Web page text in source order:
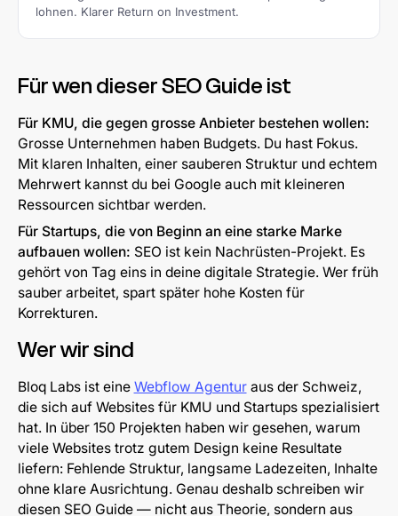
lohnen. Klarer Return on Investment.
Für wen dieser SEO Guide ist
Für KMU, die gegen grosse Anbieter bestehen wollen:
Grosse Unternehmen haben Budgets. Du hast Fokus.
Mit klaren Inhalten, einer sauberen Struktur und echtem
Mehrwert kannst du bei Google auch mit kleineren
Ressourcen sichtbar werden.
Für Startups, die von Beginn an eine starke Marke
aufbauen wollen: SEO ist kein Nachrüsten-Projekt. Es
gehört von Tag eins in deine digitale Strategie. Wer früh
sauber arbeitet, spart später hohe Kosten für
Korrekturen.
Wer wir sind
Bloq Labs ist eine Webflow Agenturaus der Schweiz,
die sich auf Websites für KMU und Startups spezialisiert
hat. In über 150 Projekten haben wir gesehen, warum
viele Websites trotz gutem Design keine Resultate
liefern: Fehlende Struktur, langsame Ladezeiten, Inhalte
ohne klare Ausrichtung. Genau deshalb schreiben wir
diesen SEO Guide — nicht aus Theorie, sondern aus